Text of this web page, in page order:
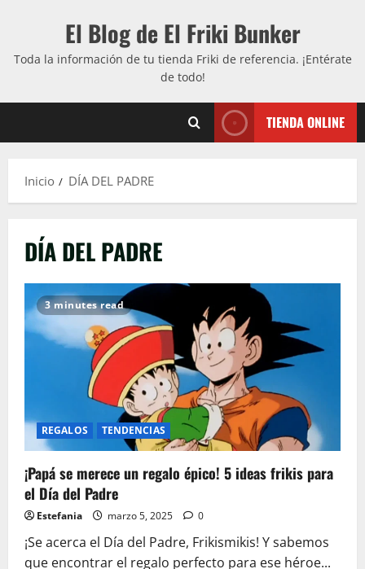
El Blog de El Friki Bunker
Toda la información de tu tienda Friki de referencia. ¡Entérate
de todo!
TIENDA ONLINE
Inicio DÍA DEL PADRE
DÍA DEL PADRE
3 minutes read
REGALOS TENDENCIAS
¡Papá se merece un regalo épico! 5 ideas frikis para
el Día del Padre
Estefania marzo 5, 2025 0
¡Se acerca el Día del Padre, Frikismikis! Y sabemos
que encontrar el regalo perfecto para ese héroe...